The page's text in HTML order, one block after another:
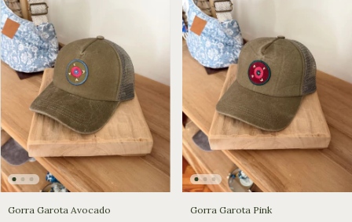
Gorra Garota Avocado Gorra Garota Pink